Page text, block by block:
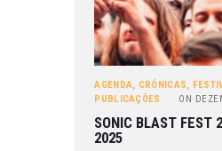
AGENDA, CRÓNICAS,
PUBLICAÇÕES
ON
SONIC BLAST FEST
2025